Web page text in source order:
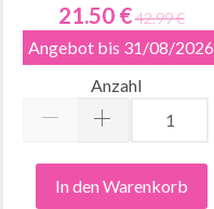
21.50 €42.99 €
Angebot bis 31/08/2026
Anzahl
In den Warenkorb